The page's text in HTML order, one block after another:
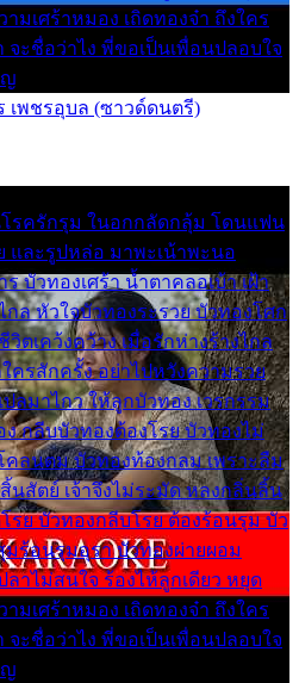
มเศร้าหมอง เถิดทองจ๋า ถึงใคร
จะชื่อว่าไง พี่ขอเป็นเพื่อนปลอบใจ
ญ
เพชรอุบล (ซาวด์ดนตรี)
โรครักรุม ในอกกลัดกลุ้ม โดนแฟน
และรูปหล่อ มาพะเน้าพะนอ
ร บัวทองเศร้า น้ำตาคลอเบ้า เฝ้า
ล หัวใจบัวทองระรวย บัวทองโศก
วิตเคว้งคว้าง เมื่อรักห่างร้างไกล
ครสักครั้ง อย่าไปหวังความรวย
ลมาไกว ให้ลูกบัวทอง เวรกรรม
กลีบบัวทองต้องโรย บัวทองไม่
คลนตม บัวทองท้องกลม เพราะลืม
สัตย์ เจ้าจึงไม่ระมัด หลงกลิ่นลิ้น
รย บัวทองกลีบโรย ต้องร้อนรุม บัว
ร้อนรุมอุรา บัวทองผ่ายผอม
าไม่สนใจ ร้องไห้ลูกเดียว หยุด
มเศร้าหมอง เถิดทองจ๋า ถึงใคร
จะชื่อว่าไง พี่ขอเป็นเพื่อนปลอบใจ
ญ